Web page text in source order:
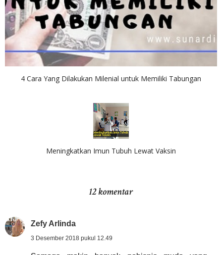
4 Cara Yang Dilakukan Milenial untuk Memiliki Tabungan
Meningkatkan Imun Tubuh Lewat Vaksin
12 komentar
Zefy Arlinda
3 Desember 2018 pukul 12.49